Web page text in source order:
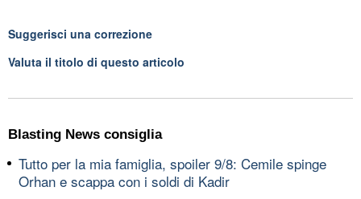
Suggerisci una correzione
Valuta il titolo di questo articolo
Blasting News consiglia
Tutto per la mia famiglia, spoiler 9/8: Cemile spinge
Orhan e scappa con i soldi di Kadir